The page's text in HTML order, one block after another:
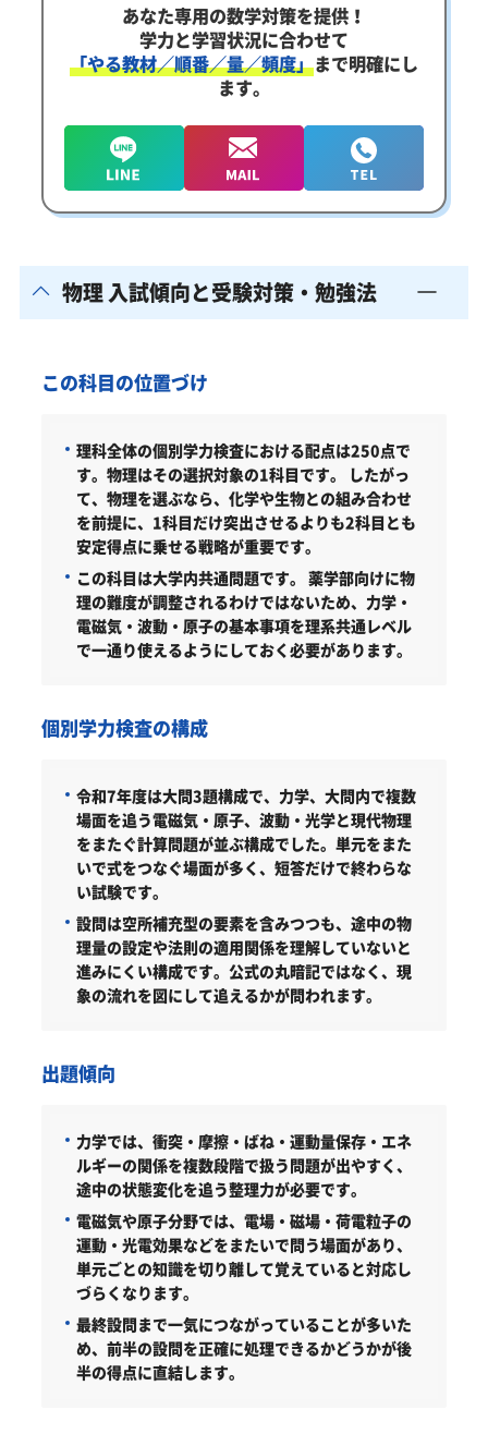
あなた専用の数学対策を提供！
学力と学習状況に合わせて
「やる教材／順番／量／頻度」まで明確にし
ます。
物理 入試傾向と受験対策・勉強法
この科目の位置づけ
理科全体の個別学力検査における配点は250点で
す。物理はその選択対象の1科目です。
したがっ
て、物理を選ぶなら、化学や生物との組み合わせ
を前提に、1科目だけ突出させるよりも2科目とも
安定得点に乗せる戦略が重要です。
この科目は大学内共通問題です。 薬学部向けに物
理の難度が調整されるわけではないため、力学・
電磁気・波動・原子の基本事項を理系共通レベル
で一通り使えるようにしておく必要があります。
個別学力検査の構成
令和7年度は大問3題構成で、力学、大問内で複数
場面を追う電磁気・原子、波動・光学と現代物理
をまたぐ計算問題が並ぶ構成でした。単元をまた
いで式をつなぐ場面が多く、短答だけで終わらな
い試験です。
設問は空所補充型の要素を含みつつも、途中の物
理量の設定や法則の適用関係を理解していないと
進みにくい構成です。公式の丸暗記ではなく、現
象の流れを図にして追えるかが問われます。
出題傾向
力学では、衝突・摩擦・ばね・運動量保存・エネ
ルギーの関係を複数段階で扱う問題が出やすく、
途中の状態変化を追う整理力が必要です。
電磁気や原子分野では、電場・磁場・荷電粒子の
運動・光電効果などをまたいで問う場面があり、
単元ごとの知識を切り離して覚えていると対応し
づらくなります。
最終設問まで一気につながっていることが多いた
め、前半の設問を正確に処理できるかどうかが後
半の得点に直結します。